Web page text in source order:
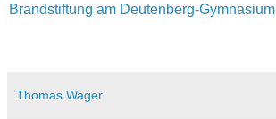
Brandstiftung am Deutenberg-Gymnasium
Thomas Wager